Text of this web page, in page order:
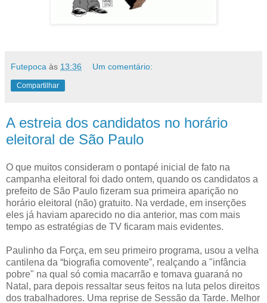
Futepoca às 13:36 Um comentário:
Compartilhar
A estreia dos candidatos no horário
eleitoral de São Paulo
O que muitos consideram o pontapé inicial de fato na
campanha eleitoral foi dado ontem, quando os candidatos a
prefeito de São Paulo fizeram sua primeira aparição no
horário eleitoral (não) gratuito. Na verdade, em inserções
eles já haviam aparecido no dia anterior, mas com mais
tempo as estratégias de TV ficaram mais evidentes.
Paulinho da Força, em seu primeiro programa, usou a velha
cantilena da “biografia comovente”, realçando a "infância
pobre" na qual só comia macarrão e tomava guaraná no
Natal, para depois ressaltar seus feitos na luta pelos direitos
dos trabalhadores. Uma reprise de Sessão da Tarde. Melhor